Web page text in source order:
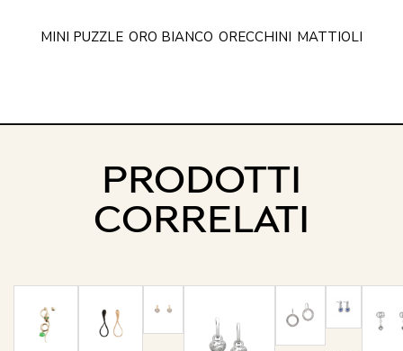
MINI PUZZLE ORO BIANCO ORECCHINI MATTIOLI
PRODOTTI
CORRELATI